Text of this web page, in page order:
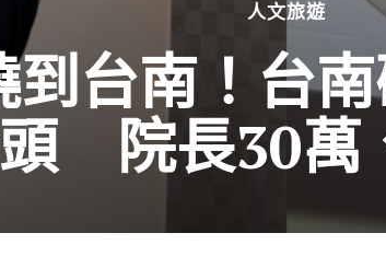
人文旅遊
台南！台
院長30萬